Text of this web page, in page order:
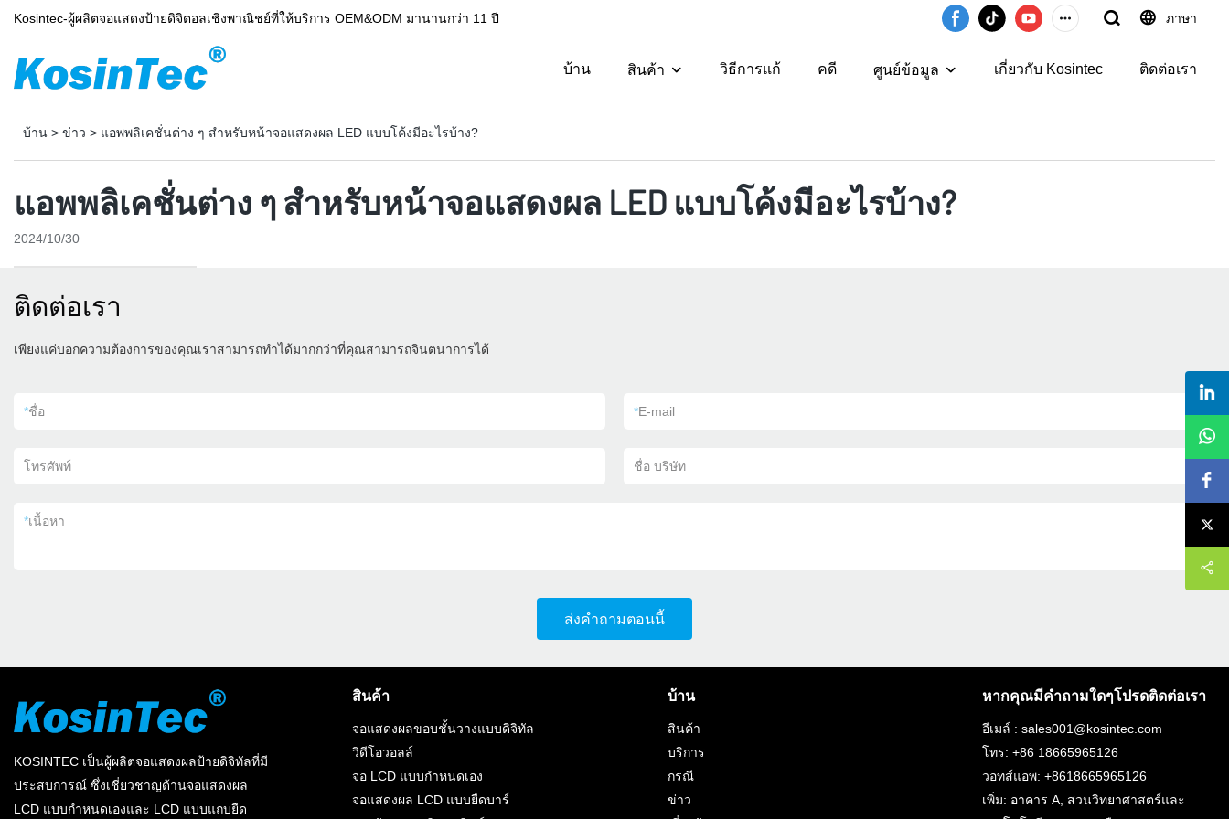
Kosintec-ผู้ผลิตจอแสดงป้ายดิจิตอลเชิงพาณิชย์ที่ให้บริการ OEM&ODM มานานกว่า 11 ปี ภาษา
บ้าน สินค้า วิธีการแก้ คดี ศูนย์ข้อมูล เกี่ยวกับ Kosintec ติดต่อเรา
บ้าน > ข่าว > แอพพลิเคชั่นต่าง ๆ สำหรับหน้าจอแสดงผล LED แบบโค้งมีอะไรบ้าง?
แอพพลิเคชั่นต่าง ๆ สำหรับหน้าจอแสดงผล LED แบบโค้งมีอะไรบ้าง?
2024/10/30
ติดต่อเรา
เพียงแค่บอกความต้องการของคุณเราสามารถทำได้มากกว่าที่คุณสามารถจินตนาการได้
*ชื่อ *E-mail
โทรศัพท์ ชื่อ บริษัท
*เนื้อหา
ส่งคำถามตอนนี้
KOSINTEC เป็นผู้ผลิตจอแสดงผลป้ายดิจิทัลที่มี
ประสบการณ์ ซึ่งเชี่ยวชาญด้านจอแสดงผล
LCD แบบกำหนดเองและ LCD แบบแถบยืด
สินค้า
จอแสดงผลขอบชั้นวางแบบดิจิทัล
วิดีโอวอลล์
จอ LCD แบบกำหนดเอง
จอแสดงผล LCD แบบยืดบาร์
บ้าน
สินค้า
บริการ
กรณี
ข่าว
หากคุณมีคำถามใดๆโปรดติดต่อเรา
อีเมล์ : sales001@kosintec.com
โทร: +86 18665965126
วอทส์แอพ: +8618665965126
เพิ่ม: อาคาร A, สวนวิทยาศาสตร์และ